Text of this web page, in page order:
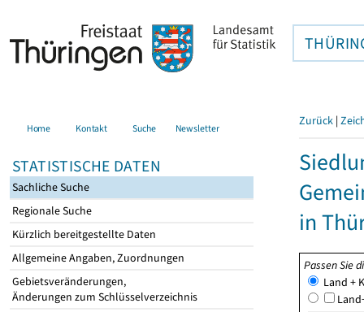
Home Kontakt Suche Newsletter
STATISTISCHE DATEN
Sachliche Suche
Regionale Suche
Kürzlich bereitgestellte Daten
Allgemeine Angaben, Zuordnungen
Gebietsveränderungen,
Änderungen zum Schlüsselverzeichnis
Zurück |
in
Passen Sie
Land +